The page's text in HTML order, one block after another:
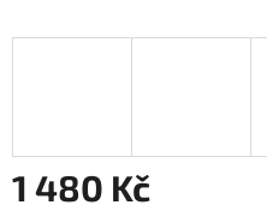
1 480 Kč